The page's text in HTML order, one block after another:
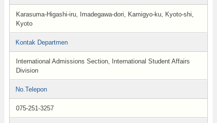
Karasuma-Higashi-iru, Imadegawa-dori, Kamigyo-ku, Kyoto-shi,
Kyoto
Kontak Departmen
International Admissions Section, International Student Affairs
Division
No.Telepon
075-251-3257